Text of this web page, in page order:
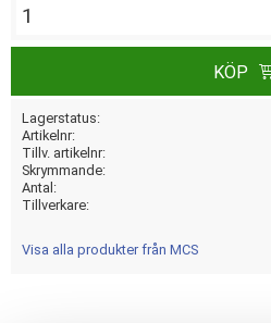
KÖP
Lagerstatus
Artikelnr
Tillv. artikelnr
Skrymmande
Antal
Tillverkare
Visa alla produkter från MCS